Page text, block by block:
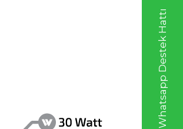
Whatsapp Destek Hattı